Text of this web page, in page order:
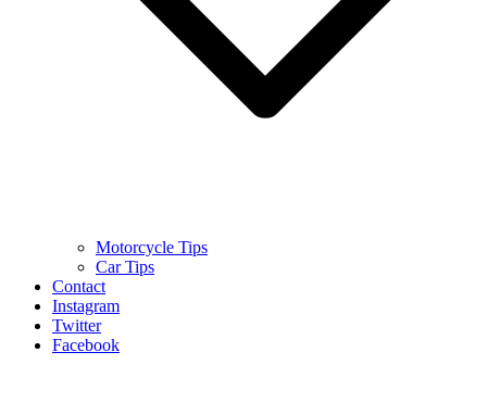
Motorcycle Tips
Car Tips
Contact
Instagram
Twitter
Facebook